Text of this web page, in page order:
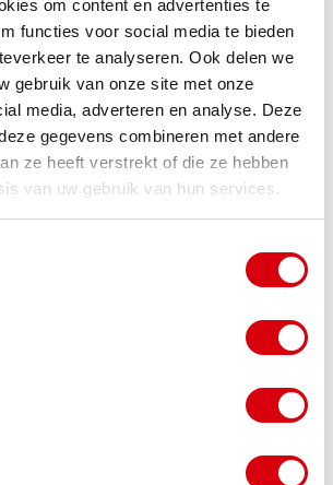
om content en advertenties te
functies voor social media te bieden
te analyseren. Ook delen we
gebruik van onze site met onze
media, adverteren en analyse. Deze
gegevens combineren met andere
ze heeft verstrekt of die ze hebben
van uw gebruik van hun services.
en verminderde
medewerkers met financiële
je hulp zoeken bij
is noodzakelijk wanneer
huisvesting, voeding of
serieuze pogingen tot aflossing
eigen oplossingen niet meer